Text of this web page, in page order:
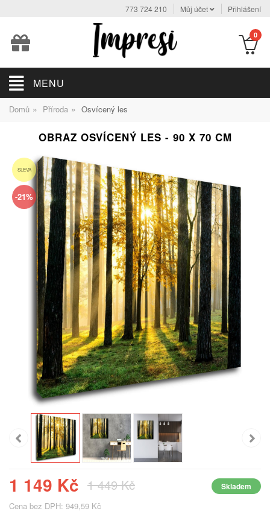
773 724 210 Můj účet Přihlášení
0
MENU
Domů » Příroda » Osvícený les
OBRAZ OSVÍCENÝ LES - 90 X 70 CM
SLEVA
-21%
1 149 Kč 1 449 Kč Skladem
Cena bez DPH: 949,59 Kč